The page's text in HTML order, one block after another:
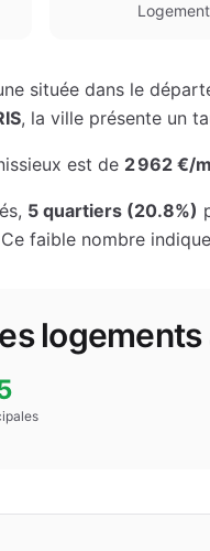
située dans le
, la ville présente un
est de 2 962 €/
5 quartiers (20.8%)
Ce faible nombre
logements